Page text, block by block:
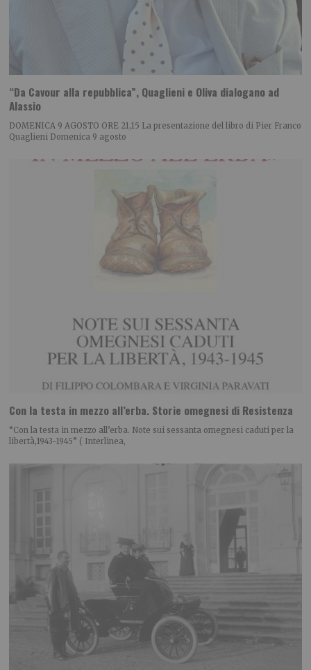
“Da Cavour alla repubblica”, Quaglieni e Oliva dialogano ad
Alassio
DOMENICA 9 AGOSTO ORE 21,15 La presentazione del libro di Pier Franco
Quaglieni Domenica 9 agosto
Con la testa in mezzo all’erba. Storie omegnesi di Resistenza
“Con la testa in mezzo all’erba. Note sui sessanta omegnesi caduti per la
libertà,1943-1945” ( Interlinea,